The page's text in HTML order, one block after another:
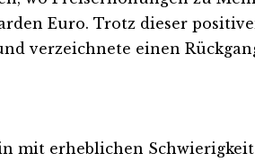
Euro. Trotz dieser
verzeichnete einen
erheblichen